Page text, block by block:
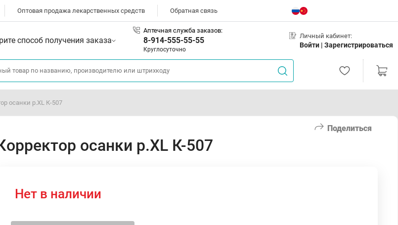
Оптовая продажа лекарственных средств Обратная связь
способ получения заказа
Аптечная служба заказов:
8-914-555-55-55
Круглосуточно
Личный кабинет:
Войти | Зарегистрироваться
осанки р.XL К-507
Поделиться
осанки р.XL К-507
Нет в наличии